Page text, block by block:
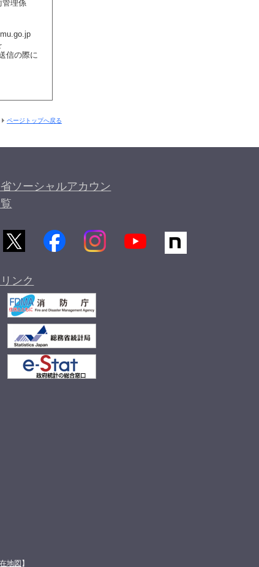
管理係
信の際に
ページトップへ戻る
ソーシャルアカウン
ンク
地図 】